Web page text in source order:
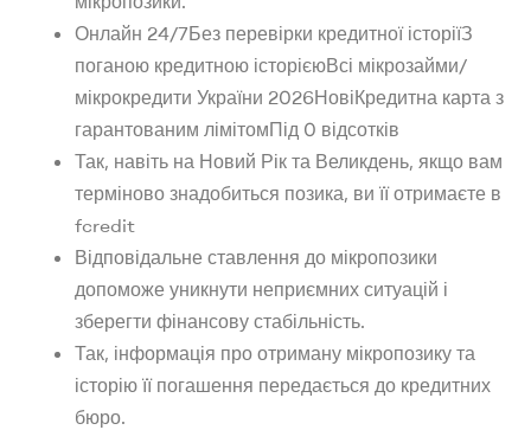
Онлайн 24/7Без перевірки кредитної історіїЗ
поганою кредитною історієюВсі мікрозайми/
мікрокредити України 2026НовіКредитна карта з
гарантованим лімітомПід 0 відсотків
Так, навіть на Новий Рік та Великдень, якщо вам
терміново знадобиться позика, ви її отримаєте в
fcredit
Відповідальне ставлення до мікропозики
допоможе уникнути неприємних ситуацій і
зберегти фінансову стабільність.
Так, інформація про отриману мікропозику та
історію її погашення передається до кредитних
бюро.